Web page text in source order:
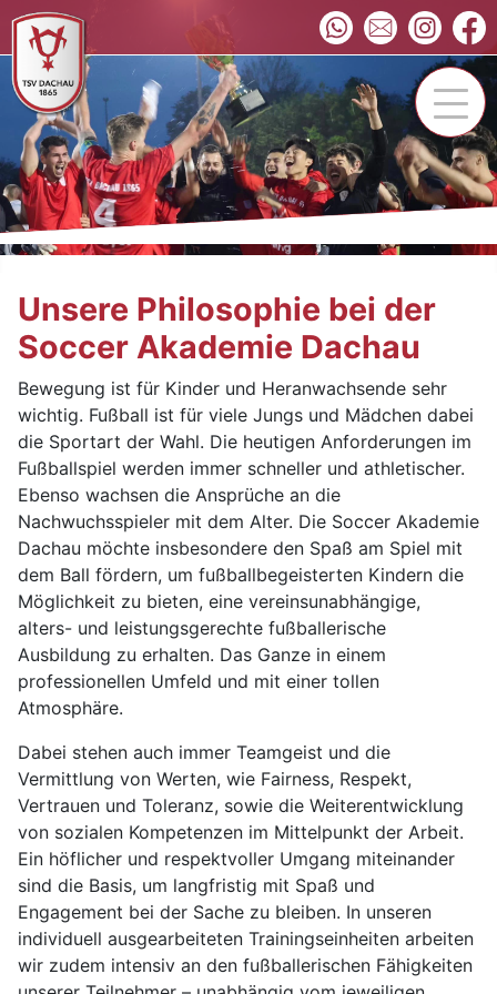
Unsere Philosophie bei der
Soccer Akademie Dachau
Bewegung ist für Kinder und Heranwachsende sehr
wichtig. Fußball ist für viele Jungs und Mädchen dabei
die Sportart der Wahl. Die heutigen Anforderungen im
Fußballspiel werden immer schneller und athletischer.
Ebenso wachsen die Ansprüche an die
Nachwuchsspieler mit dem Alter. Die Soccer Akademie
Dachau möchte insbesondere den Spaß am Spiel mit
dem Ball fördern, um fußballbegeisterten Kindern die
Möglichkeit zu bieten, eine vereinsunabhängige,
alters- und leistungsgerechte fußballerische
Ausbildung zu erhalten. Das Ganze in einem
professionellen Umfeld und mit einer tollen
Atmosphäre.
Dabei stehen auch immer Teamgeist und die
Vermittlung von Werten, wie Fairness, Respekt,
Vertrauen und Toleranz, sowie die Weiterentwicklung
von sozialen Kompetenzen im Mittelpunkt der Arbeit.
Ein höflicher und respektvoller Umgang miteinander
sind die Basis, um langfristig mit Spaß und
Engagement bei der Sache zu bleiben. In unseren
individuell ausgearbeiteten Trainingseinheiten arbeiten
wir zudem intensiv an den fußballerischen Fähigkeiten